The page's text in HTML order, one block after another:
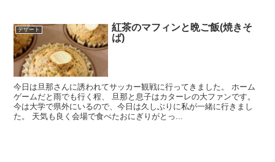
デザート
紅茶のマフィンと晩ご飯(焼きそ
ば)
今日は旦那さんに誘われてサッカー観戦に行ってきました。 ホーム
ゲームだと雨でも行く程、 旦那と息子はカターレの大ファンです。
今は大学で県外にいるので、今日は久しぶりに私が一緒に行きまし
た。 天気も良く会場で食べたおにぎりがとっ...